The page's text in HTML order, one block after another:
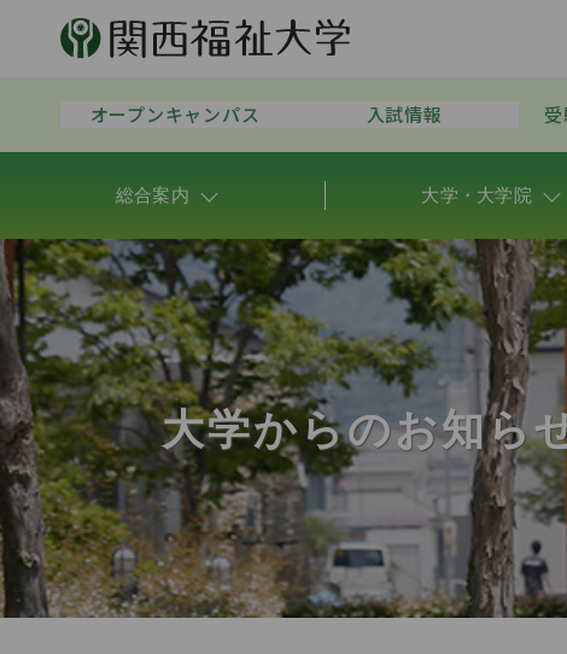
オープンキャンパス 入試情報
総合案内 大学・大学院
大学からのお知ら